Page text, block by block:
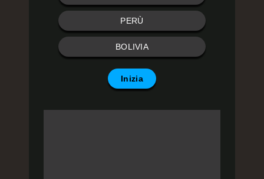
PERÙ
BOLIVIA
Inizia